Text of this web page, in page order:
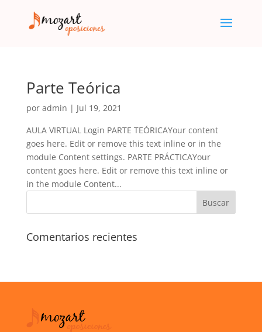
Parte Teórica
por admin | Jul 19, 2021
AULA VIRTUAL Login PARTE TEÓRICAYour content
goes here. Edit or remove this text inline or in the
module Content settings. PARTE PRÁCTICAYour
content goes here. Edit or remove this text inline or
in the module Content...
Comentarios recientes